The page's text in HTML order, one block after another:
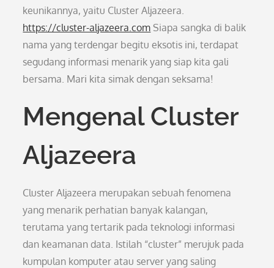
keunikannya, yaitu Cluster Aljazeera.
https://cluster-aljazeera.com Siapa sangka di balik
nama yang terdengar begitu eksotis ini, terdapat
segudang informasi menarik yang siap kita gali
bersama. Mari kita simak dengan seksama!
Mengenal Cluster
Aljazeera
Cluster Aljazeera merupakan sebuah fenomena
yang menarik perhatian banyak kalangan,
terutama yang tertarik pada teknologi informasi
dan keamanan data. Istilah “cluster” merujuk pada
kumpulan komputer atau server yang saling